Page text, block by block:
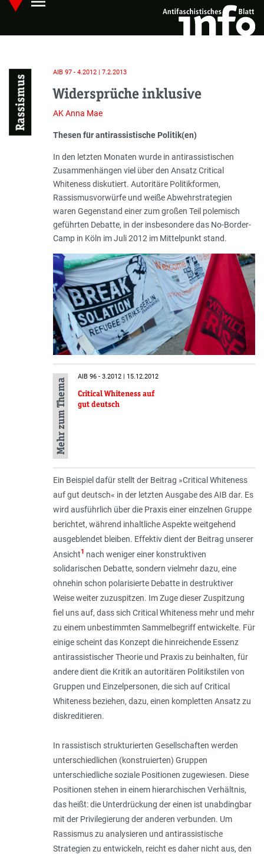
Skip
main
Hauptmenü öffnen
Rassismus
AIB 97 - 4.2012 | 7.2.2013
Widersprüche inklusive
AK Anna Mae
Einleitung
Thesen für antirassistische Politik(en)
In den letzten Monaten wurde in antirassistischen
Zusammenhängen viel über den Ansatz Critical
Whiteness dis­kutiert. Autoritäre Politikformen,
Rassismusvorwürfe und weiße Abwehrstra­tegien
waren Gegenstand einer zum großen Teil polemisch
geführten Debatte, in der insbesondere das No-Border-
Camp in Köln im Juli 2012 im Mittelpunkt stand.
Mehr zum Thema
AIB 96 - 3.2012 | 15.12.2012
Critical Whiteness auf
gut deutsch
Ein Beispiel dafür stellt der Beitrag »Critical Whiteness
auf gut deutsch« in der letzten Ausgabe des AIB dar. Es
wird ausführlich über die Praxis einer einzelnen Grup­pe
berichtet, während inhaltliche As­pek­te weitgehend
ausgeblendet bleiben. Effektiv dient der Beitrag unserer
Ansicht1 nach weniger einer konstruktiven
solidarischen Debatte, sondern vielmehr dazu, eine
ohnehin schon pola­risierte Debatte in destruktiver
Weise weiter zuzuspitzen. Im Zuge dieser Zuspitzung
fiel uns auf, dass sich Critical Whiteness mehr und mehr
zu einem unbestimmten Sammelbegriff ent­wickelte. Für
einige scheint das Konzept die hinreichende Essenz
antirassistischer Theorie und Praxis zu beinhalten, für
andere dient die Kritik an autoritären Politikstilen von
Gruppen und Einzelpersonen, die sich auf Critical
Whiteness beziehen, dazu, einen kompletten Ansatz zu
diskreditieren.
In rassistisch strukturierten Gesellschaften werden
unterschiedlichen (konstruierten) Gruppen
unterschiedliche soziale Positionen zugewiesen. Diese
Positionen stehen in einem hierarchischen Verhältnis,
das heißt: die Unterdrückung der einen ist unabdingbar
mit der Privilegierung der anderen verbunden. Um
Rassismus zu analysieren und antirassistische
Strategien zu entwickeln, reicht es daher nicht aus, den